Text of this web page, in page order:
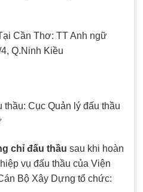
Cần Thơ: TT Anh ngữ
Q.Ninh Kiều
Cục Quản lý đấu thầu
chỉ đấu thầu sau khi hoàn
vụ đấu thầu của Viện
Bộ Xây Dựng tổ chức: